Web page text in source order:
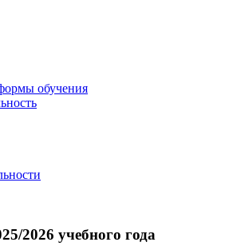
обучения
2026 учебного года